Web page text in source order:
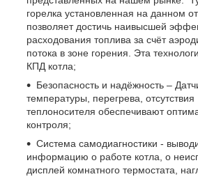
горелка установленная на данном
позволяет достичь наивысшей
расходования топлива за счёт
потока в зоне горения. Эта
КПД котла;
Безопасность и надёжность –
температуры, перегрева, отсутствия
теплоносителя обеспечивают
контроля;
Система самодиагностики -
информацию о работе котла, о
дисплей комнатного термостата,